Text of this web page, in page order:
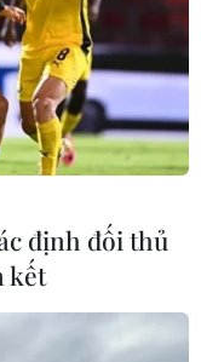
tạo cảm giác
mới mẻ vào tủ
tới./.
định đối thủ
kết